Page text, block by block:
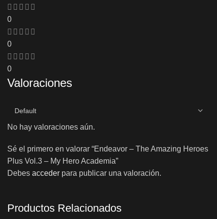
0
0
0
Valoraciones
No hay valoraciones aún.
Sé el primero en valorar “Endeavor – The Amazing Heroes
Plus Vol.3 – My Hero Academia”
Debes acceder para publicar una valoración.
Productos Relacionados